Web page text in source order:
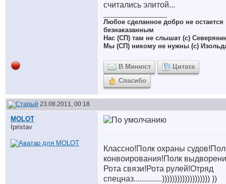
считались элитой...
Любое сделанное добро не остается
безнаказанным
Нас (СП) там не слышат (с)
Мы (СП) никому не нужны (с)
В Минюст
Цитата
Спасибо
23.08.2011, 00:18
MOLOT
Ipristav
Классно!Полк охраны
конвоирования!Полк
Рота связи!Рота рулей!Отряд
спецназ..............))))))))))))))))))) ))